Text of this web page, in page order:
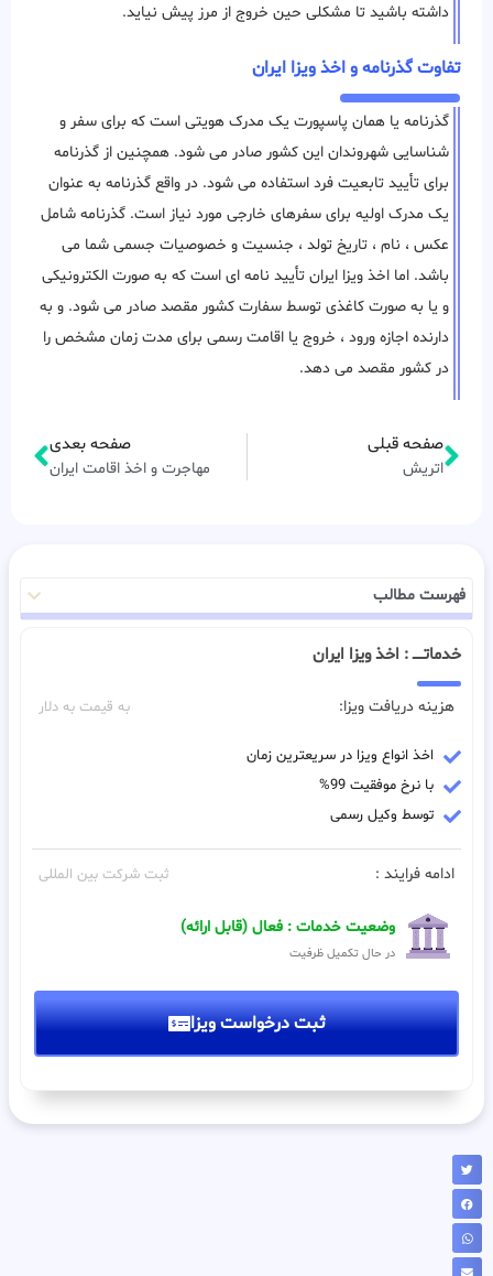
داشته باشید تا مشکلی حین خروج از مرز پیش نیاید.
تفاوت گذرنامه و اخذ ویزا ایران
گذرنامه یا همان پاسپورت یک مدرک هویتی است که برای سفر و
شناسایی شهروندان این کشور صادر می شود. همچنین از گذرنامه
برای تأیید تابعیت فرد استفاده می شود. در واقع گذرنامه به عنوان
یک مدرک اولیه برای سفرهای خارجی مورد نیاز است. گذرنامه شامل
عکس ، نام ، تاریخ تولد ، جنسیت و خصوصیات جسمی شما می
باشد. اما اخذ ویزا ایران تأیید نامه ای است که به صورت الکترونیکی
و یا به صورت کاغذی توسط سفارت کشور مقصد صادر می شود. و به
دارنده اجازه ورود ، خروج یا اقامت رسمی برای مدت زمان مشخص را
در کشور مقصد می دهد.
صفحه قبلی
اتریش
صفحه بعدی
مهاجرت و اخذ اقامت ایران
فهرست مطالب
خدماتـــــ : اخذ ویزا ایران
هزینه دریافت ویزا: به قیمت به دلار
اخذ انواع ویزا در سریعترین زمان
با نرخ موفقیت 99%
توسط وکیل رسمی
ادامه فرایند : ثبت شرکت بین المللی
وضعیت خدمات : فعال (قابل ارائه)
در حال تکمیل ظرفیت
ثبت درخواست ویزا